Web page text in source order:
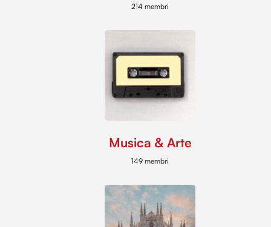
214 membri
Musica & Arte
149 membri